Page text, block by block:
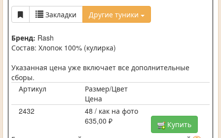
Закладки Другие туники
Бренд: Rash
Состав: Хлопок 100% (кулирка)
Указанная цена уже включает все дополнительные
сборы.
Артикул
Размер/Цвет
Цена
2432
48 / как на фото
635,00 ₽
Купить